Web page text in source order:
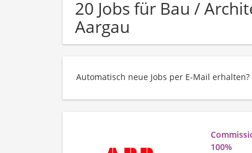
20 Jobs für Bau /
Aargau
Automatisch neue Jobs per E-Mail erhalten?
100%